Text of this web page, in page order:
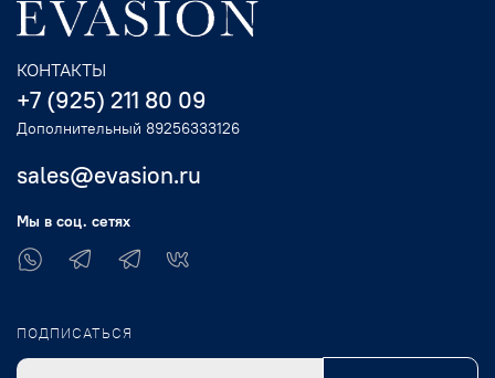
КОНТАКТЫ
+7 (925) 211 80 09
Дополнительный 89256333126
sales@evasion.ru
Мы в соц. сетях
ПОДПИСАТЬСЯ